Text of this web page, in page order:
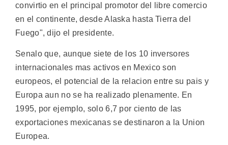
convirtio en el principal promotor del libre comercio
en el continente, desde Alaska hasta Tierra del
Fuego", dijo el presidente.
Senalo que, aunque siete de los 10 inversores
internacionales mas activos en Mexico son
europeos, el potencial de la relacion entre su pais y
Europa aun no se ha realizado plenamente. En
1995, por ejemplo, solo 6,7 por ciento de las
exportaciones mexicanas se destinaron a la Union
Europea.